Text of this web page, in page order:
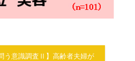
う意識調査Ⅱ】高齢者夫婦が